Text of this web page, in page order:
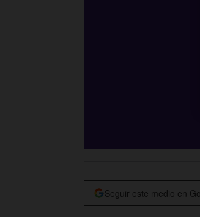
Seguir este medio en